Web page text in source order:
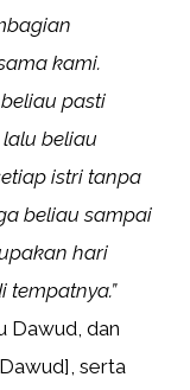
kami.
pasti
beliau
istri tanpa
beliau sampai
hari
Dawud, dan
serta